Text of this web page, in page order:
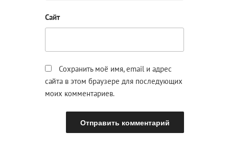
Сайт
Сохранить моё имя, email и адрес
сайта в этом браузере для последующих
моих комментариев.